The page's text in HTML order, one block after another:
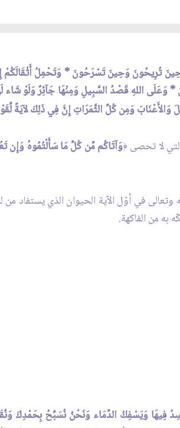
تُرِيحُونَ وَحِينَ تَسْرَحُونَ * وَتَحْمِلُ أَثْقَالَكُمْ
* وَعَلَى اللهِ قَصْدُ السَّبِيلِ وَمِنْهَا جَآئِرٌ وَلَوْ
وَمِن كُلِّ الثَّمَرَاتِ إِنَّ فِي ذَلِكَ لآيَةً
لا تحصى﴿وَآتَاكُم مِّن كُلِّ مَا سَأَلْتُمُوهُ وَإِن
وتعالى في أوّل الآية الحيوان الذي يستفاد
به من الفاكهة.
فِيهَا وَيَسْفِكُ الدِّمَاء وَنَحْنُ نُسَبِّحُ بِحَمْدِكَ